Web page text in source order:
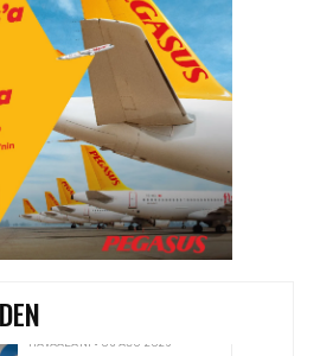
İSTANBUL VALI
YARDIMCISI BEKIR
DINKIRCI’DEN KONTROL
KULESI’NE ZIYARET
HAVAALANI • 05 AĞU 2026
TASARIMDAN GERÇEĞE:
ANKARA HAVALIMANI
DEVLET KONUKEVI
HAVAALANI • 05 AĞU 2026